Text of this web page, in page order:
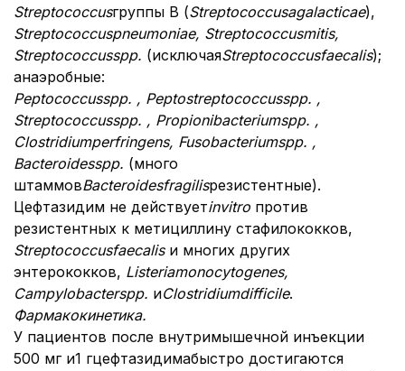
Streptococcusгруппы В (Streptococcusagalactiсae),
Streptococcuspneumoniae, Streptococcusmitis,
Streptococcusspp. (исключаяStreptococcusfaecalis);
анаэробные:
Peptococcusspp. , Peptostreptococcusspp. ,
Streptococcusspp. , Propionibacteriumspp. ,
Clostridiumperfringens, Fusobacteriumspp. ,
Bacteroidesspp. (много
штаммовBacteroidesfragilisрезистентные).
Цефтазидим не действуетinvitro против
резистентных к метициллину стафилококков,
Streptococcusfaecalisи многих других
энтерококков, Listeriamonocytogenes,
Campylobacterspp. иClostridiumdifficile.
Фармакокинетика.
У пациентов после внутримышечной инъекции
500 мг и1 гцефтазидимабыстро достигаются